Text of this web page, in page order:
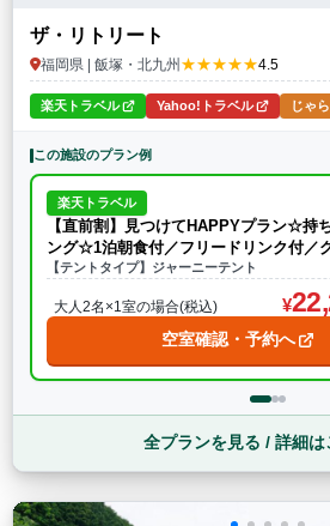
ザ・リトリート
福岡県 | 飯塚・北九州 ★★★★★4.5
楽天トラベル Yahoo!トラベル じゃ
この施設のプラン例
楽天トラベル
【直前割】見つけてHAPPYプラン☆持
ング☆1泊朝食付／フリードリンク付／
【テントタイプ】ジャーニーテント
大人2名×1室の場合(税込)
空室確認・予約へ
全プランを見る / 詳細は